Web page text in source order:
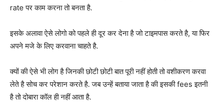
rate पर काम करना तो बनता है.
इसके अलावा ऐसे लोगो को पहले ही दूर कर देना है जो टाइमपास करते है, या फिर
अपने मजे के लिए करवाना चाहते है.
क्यों की ऐसे भी लोग है जिनकी छोटी छोटी बात पूरी नहीं होती तो वशीकरण करवा
लेते है सोच कर परेशान करते है. जब उन्हें बताया जाता है की इसकी fees इतनी
है तो दोबारा कॉल ही नहीं आता है.